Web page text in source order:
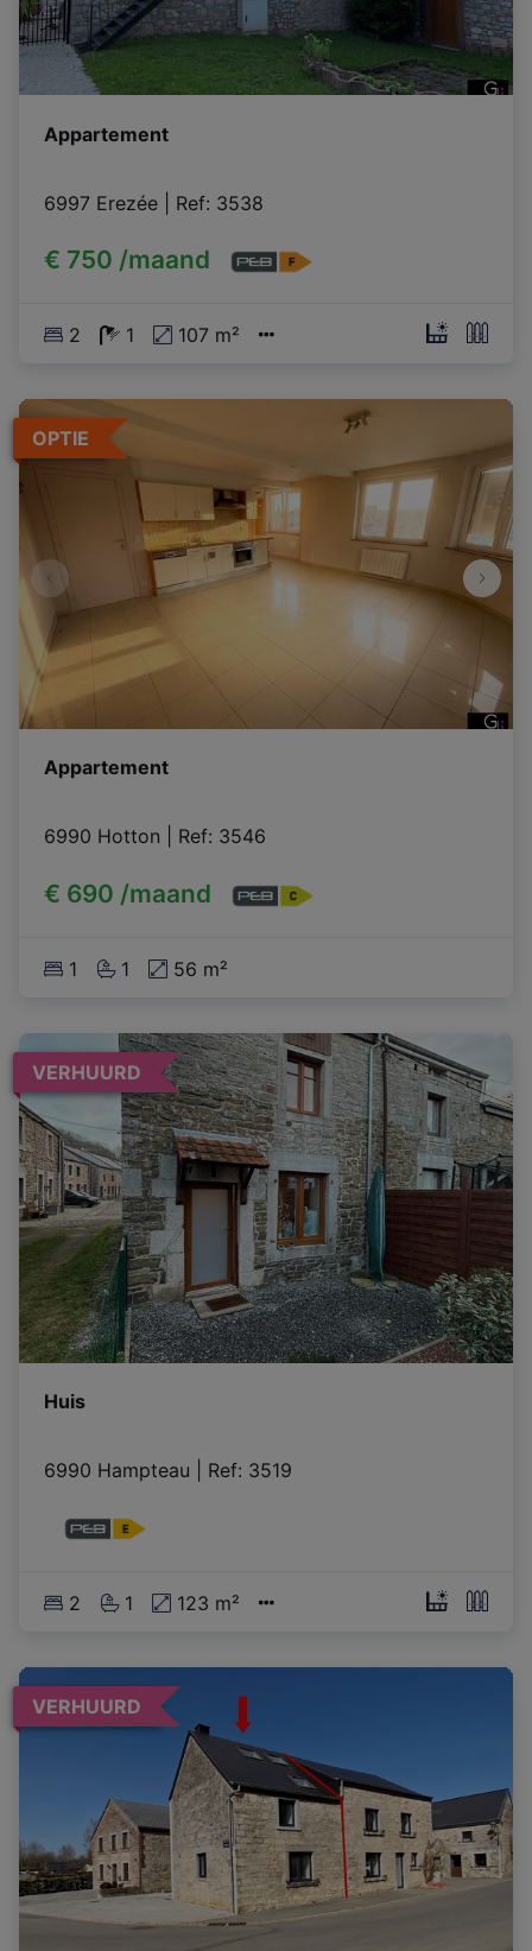
Appartement
6997 Erezée Ref: 3538
€ 750 /maand
2 1 107 m²
OPTIE
Appartement
6990 Hotton Ref: 3546
€ 690 /maand
1 1 56 m²
VERHUURD
Huis
6990 Hampteau Ref: 3519
2 1 123 m²
VERHUURD